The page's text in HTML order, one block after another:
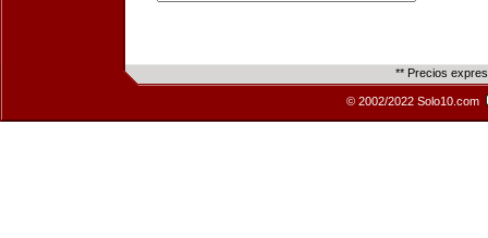
** Precios
© 2002/2022 Solo10.com